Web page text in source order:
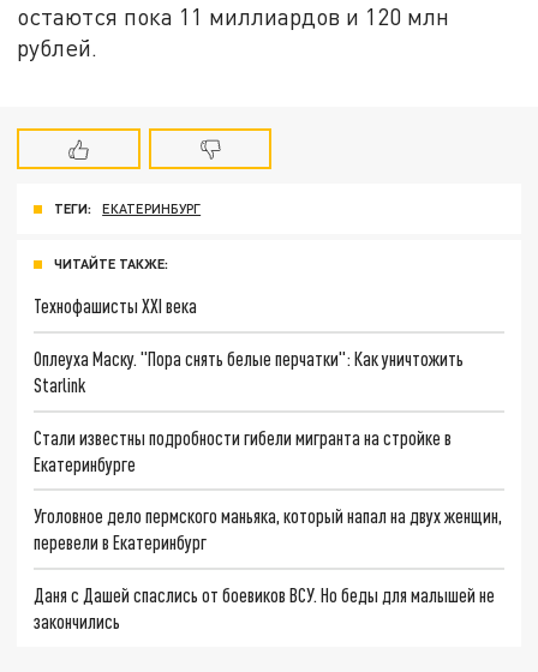
остаются пока 11 миллиардов и 120 млн
рублей.
ТЕГИ: ЕКАТЕРИНБУРГ
ЧИТАЙТЕ ТАКЖЕ:
Технофашисты XXI века
Оплеуха Маску. "Пора снять белые перчатки": Как уничтожить
Starlink
Стали известны подробности гибели мигранта на стройке в
Екатеринбурге
Уголовное дело пермского маньяка, который напал на двух женщин,
перевели в Екатеринбург
Даня с Дашей спаслись от боевиков ВСУ. Но беды для малышей не
закончились